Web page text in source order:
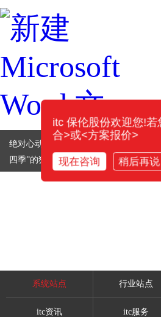
绝对心动！itc带你体验“云上一天，草原
四季”的独特美域！
系统站点 行业站点
itc资讯 itc服务
itc 保伦股份欢迎您!
合>或<方案报价>
现在咨询 稍后再说